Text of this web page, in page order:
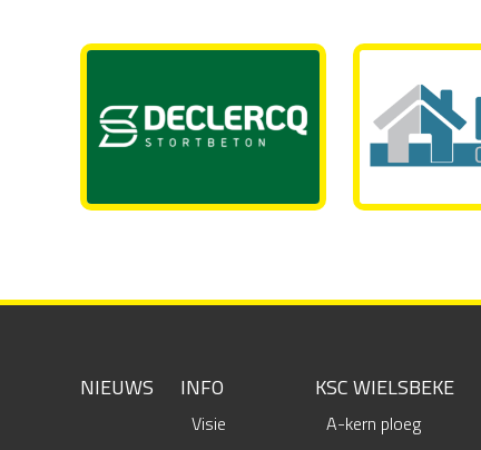
NIEUWS INFO
Visie
KSC WIELSBEKE
A-kern ploeg